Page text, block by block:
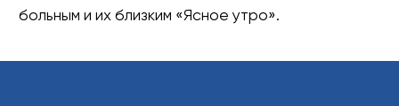
больным и их близким «Ясное утро».